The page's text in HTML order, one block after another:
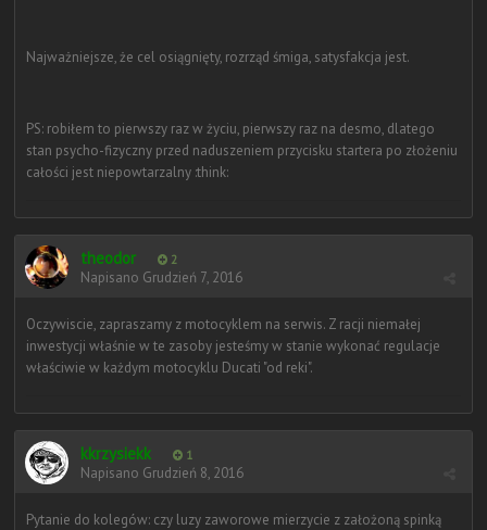
Najważniejsze, że cel osiągnięty, rozrząd śmiga, satysfakcja jest.
PS: robiłem to pierwszy raz w życiu, pierwszy raz na desmo, dlatego
stan psycho-fizyczny przed naduszeniem przycisku startera po złożeniu
całości jest niepowtarzalny :think:
theodor 2
Napisano Grudzień 7, 2016
Oczywiscie, zapraszamy z motocyklem na serwis. Z racji niemałej
inwestycji właśnie w te zasoby jesteśmy w stanie wykonać regulacje
właściwie w każdym motocyklu Ducati "od reki".
kkrzysiekk 1
Napisano Grudzień 8, 2016
Pytanie do kolegów: czy luzy zaworowe mierzycie z założoną spinką